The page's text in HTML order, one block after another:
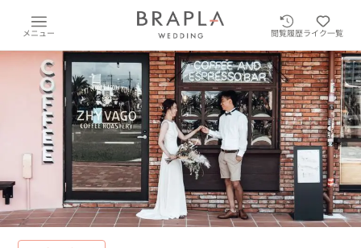
メニュー 閲覧履歴ライク一覧